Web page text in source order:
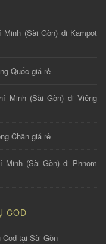
(Sài Gòn) đi Kampot
Quốc giá rẻ
Minh (Sài Gòn) đi Viêng
Chăn giá rẻ
(Sài Gòn) đi Phnom
COD
Cod tại Sài Gòn